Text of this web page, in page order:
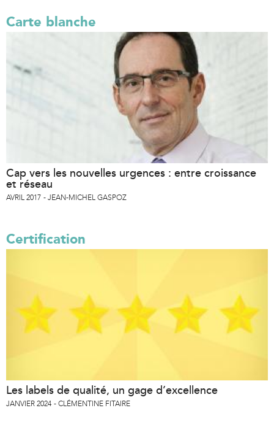
Carte blanche
Cap vers les nouvelles urgences : entre croissance
et réseau
AVRIL 2017 JEAN-MICHEL GASPOZ
Certification
Les labels de qualité, un gage d’excellence
JANVIER 2024 CLÉMENTINE FITAIRE